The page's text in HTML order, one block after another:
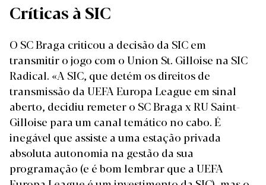
Críticas à SIC
O SC Braga criticou a decisão da SICem
transmitir o jogo com o Union St. Gilloise na SIC
Radical. «A SIC, que detém os direitos de
transmissão da UEFA Europa League em sinal
aberto, decidiu remeter o SC Braga x RU Saint-
Gilloise para um canal temático no cabo. É
inegável que assiste a uma estação privada
absoluta autonomia na gestão da sua
programação (e é bom lembrar que a UEFA